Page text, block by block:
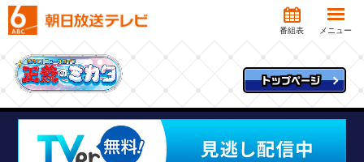
番組表 メニュー
トップページ